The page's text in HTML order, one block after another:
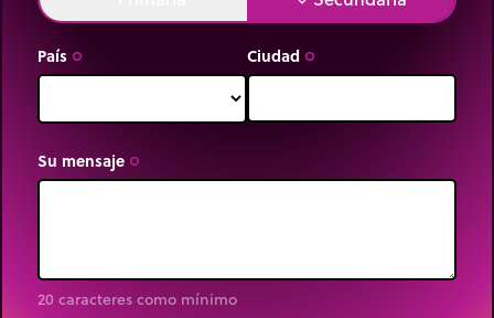
País trip_origin Ciudad trip_origin
Su mensaje trip_origin
20 caracteres como mínimo